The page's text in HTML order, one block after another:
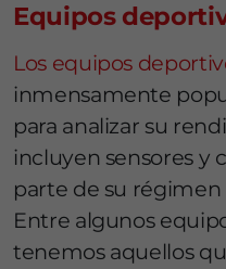
Equipos
Los equipos
inmensamente
para analizar su
incluyen sensores y
parte de su
Entre algunos
tenemos aquellos